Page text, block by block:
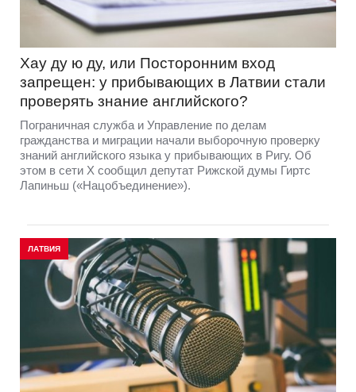
Хау ду ю ду, или Посторонним вход
запрещен: у прибывающих в Латвии стали
проверять знание английского?
Пограничная служба и Управление по делам
гражданства и миграции начали выборочную проверку
знаний английского языка у прибывающих в Ригу. Об
этом в сети Х сообщил депутат Рижской думы Гиртс
Лапиньш («Нацобъединение»).
ЛАТВИЯ